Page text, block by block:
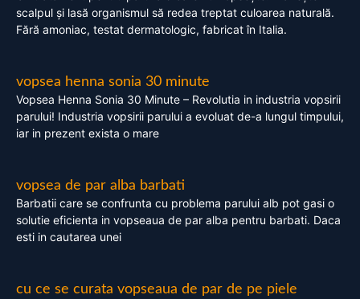
scalpul și lasă organismul să redea treptat culoarea naturală.
Fără amoniac, testat dermatologic, fabricat în Italia.
vopsea henna sonia 30 minute
Vopsea Henna Sonia 30 Minute – Revolutia in industria vopsirii
parului! Industria vopsirii parului a evoluat de-a lungul timpului,
iar in prezent exista o mare
vopsea de par alba barbati
Barbatii care se confrunta cu problema parului alb pot gasi o
solutie eficienta in vopseaua de par alba pentru barbati. Daca
esti in cautarea unei
cu ce se curata vopseaua de par de pe piele